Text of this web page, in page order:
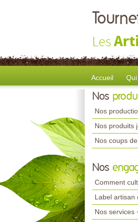
Les
Accueil
Nos
Nos
Nos produits
Nos coups
Nos
Comment
Label artisan
Nos services